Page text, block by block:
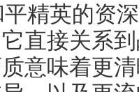
精英的资
直接关系
意味着更